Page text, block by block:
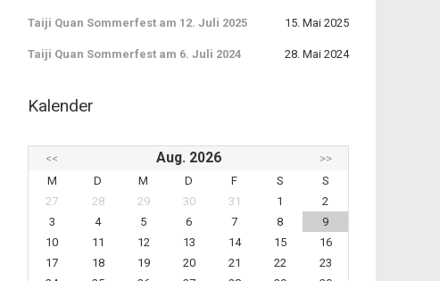
Taiji Quan Sommerfest am 12. Juli 2025 15. Mai 2025
Taiji Quan Sommerfest am 6. Juli 2024 28. Mai 2024
Kalender
<< Aug. 2026
>>
M
D M D F S
S
27
28 29 30 31 1
2
3
4 5 6 7 8
9
10
11 12 13 14 15
16
17
18 19 20 21 22
23